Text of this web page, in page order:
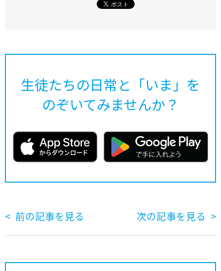
生徒たちの日常と「いま」を
のぞいてみませんか？
前の記事を見る 次の記事を見る